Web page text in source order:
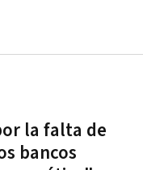
la falta de
bancos